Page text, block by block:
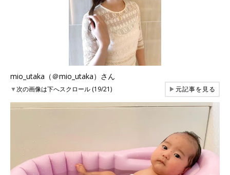
mio_utaka（＠mio_utaka）さん
▼次の画像は下へスクロール (19/21) ▶元記事を見る